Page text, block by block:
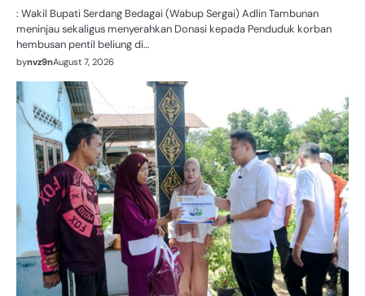
: Wakil Bupati Serdang Bedagai (Wabup Sergai) Adlin Tambunan
meninjau sekaligus menyerahkan Donasi kepada Penduduk korban
hembusan pentil beliung di…
bynvz9nAugust 7, 2026